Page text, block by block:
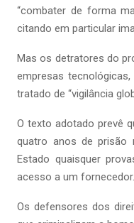
“combater de forma
citando em particular
Mas os detratores do
empresas
tratado de “vigilância
O texto adotado prevê
quatro anos de prisão
Estado quaisquer
acesso a um fornecedor.
Os defensores dos